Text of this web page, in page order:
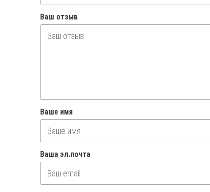
Ваш отзыв
Ваше имя
Ваша эл.почта